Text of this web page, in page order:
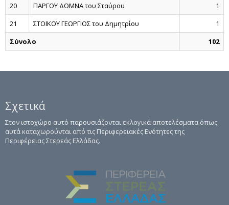
20
ΠΑΡΓΟΥ ΔΟΜΝΑ του Σταύρου
1
21
ΣΤΟΪΚΟΥ ΓΕΩΡΓΙΟΣ του Δημητρίου
1
Σύνολο
102
Σχετικά
Στον ιστοχώρο αυτό παρουσιάζονται εκλογικά αποτελέσματα όπως
αυτά καταχωρούνται από τις Περιφερειακές Ενότητες της
Περιφέρειας Στερεάς Ελλάδας.